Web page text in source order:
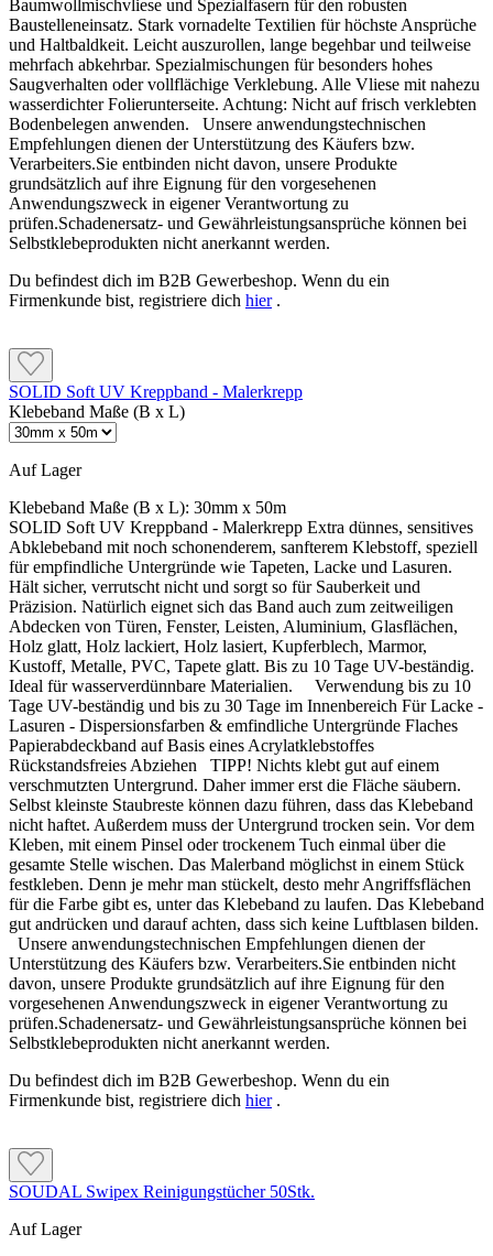
Baumwollmischvliese und Spezialfasern für den robusten
Baustelleneinsatz. Stark vornadelte Textilien für höchste Ansprüche
und Haltbaldkeit. Leicht auszurollen, lange begehbar und teilweise
mehrfach abkehrbar. Spezialmischungen für besonders hohes
Saugverhalten oder vollflächige Verklebung. Alle Vliese mit nahezu
wasserdichter Folierunterseite. Achtung: Nicht auf frisch verklebten
Bodenbelegen anwenden. Unsere anwendungstechnischen
Empfehlungen dienen der Unterstützung des Käufers bzw.
Verarbeiters.Sie entbinden nicht davon, unsere Produkte
grundsätzlich auf ihre Eignung für den vorgesehenen
Anwendungszweck in eigener Verantwortung zu
prüfen.Schadenersatz- und Gewährleistungsansprüche können bei
Selbstklebeprodukten nicht anerkannt werden.
Du befindest dich im B2B Gewerbeshop. Wenn du ein
Firmenkunde bist, registriere dich hier.
SOLID Soft UV Kreppband - Malerkrepp
Klebeband Maße (B x L)
Auf Lager
Klebeband Maße (B x L): 30mm x 50m
SOLID Soft UV Kreppband - Malerkrepp Extra dünnes, sensitives
Abklebeband mit noch schonenderem, sanfterem Klebstoff, speziell
für empfindliche Untergründe wie Tapeten, Lacke und Lasuren.
Hält sicher, verrutscht nicht und sorgt so für Sauberkeit und
Präzision. Natürlich eignet sich das Band auch zum zeitweiligen
Abdecken von Türen, Fenster, Leisten, Aluminium, Glasflächen,
Holz glatt, Holz lackiert, Holz lasiert, Kupferblech, Marmor,
Kustoff, Metalle, PVC, Tapete glatt. Bis zu 10 Tage UV-beständig.
Ideal für wasserverdünnbare Materialien. Verwendung bis zu 10
Tage UV-beständig und bis zu 30 Tage im Innenbereich Für Lacke -
Lasuren - Dispersionsfarben & emfindliche Untergründe Flaches
Papierabdeckband auf Basis eines Acrylatklebstoffes
Rückstandsfreies Abziehen TIPP! Nichts klebt gut auf einem
verschmutzten Untergrund. Daher immer erst die Fläche säubern.
Selbst kleinste Staubreste können dazu führen, dass das Klebeband
nicht haftet. Außerdem muss der Untergrund trocken sein. Vor dem
Kleben, mit einem Pinsel oder trockenem Tuch einmal über die
gesamte Stelle wischen. Das Malerband möglichst in einem Stück
festkleben. Denn je mehr man stückelt, desto mehr Angriffsflächen
für die Farbe gibt es, unter das Klebeband zu laufen. Das Klebeband
gut andrücken und darauf achten, dass sich keine Luftblasen bilden.
Unsere anwendungstechnischen Empfehlungen dienen der
Unterstützung des Käufers bzw. Verarbeiters.Sie entbinden nicht
davon, unsere Produkte grundsätzlich auf ihre Eignung für den
vorgesehenen Anwendungszweck in eigener Verantwortung zu
prüfen.Schadenersatz- und Gewährleistungsansprüche können bei
Selbstklebeprodukten nicht anerkannt werden.
Du befindest dich im B2B Gewerbeshop. Wenn du ein
Firmenkunde bist, registriere dich hier.
SOUDAL Swipex Reinigungstücher 50Stk.
Auf Lager